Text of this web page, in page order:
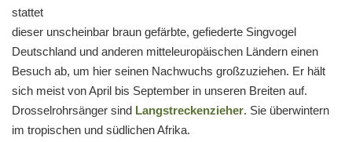
stattet
dieser unscheinbar braun gefärbte, gefiederte Singvogel
Deutschland und anderen mitteleuropäischen Ländern einen
Besuch ab, um hier seinen Nachwuchs großzuziehen. Er hält
sich meist von April bis September in unseren Breiten auf.
Drosselrohrsänger sind Langstreckenzieher. Sie überwintern
im tropischen und südlichen Afrika.